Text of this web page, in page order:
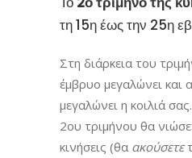
τη 15η έως την 25η
Στη διάρκεια του
έμβρυο μεγαλώνει και
μεγαλώνει η κοιλιά
2ου τριμήνου θα
κινήσεις (θα ακούσετε